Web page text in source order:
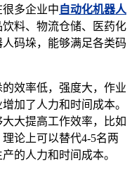
多企业中 自动化机器人
料、物流仓储、医药化
码垛，能够满足各类码
效率低，强度大，作业
加了人力和时间成本。
大提高工作效率，比如
论上可以替代4-5名两
的人力和时间成本。